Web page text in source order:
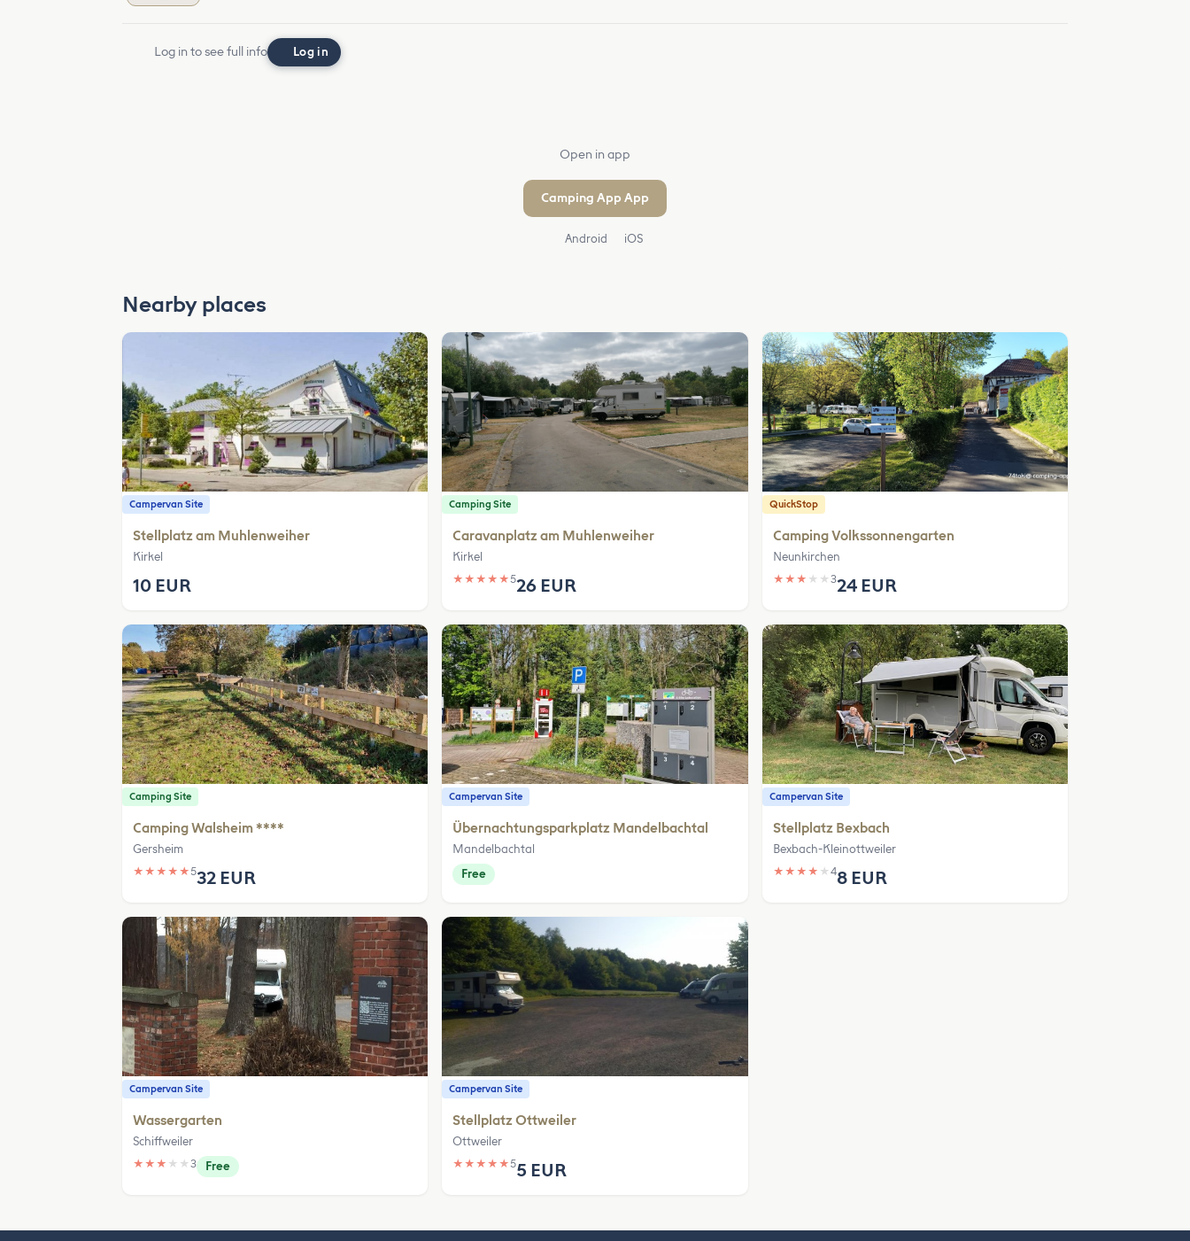
Log in to see full info Log in
Open in app
Camping App App
Android iOS
Nearby places
Campervan Site
Stellplatz am Muhlenweiher
Kirkel
10 EUR
Camping Site
Caravanplatz am Muhlenweiher
Kirkel
★ ★ ★ ★ ★526 EUR
QuickStop
Camping Volkssonnengarten
Neunkirchen
★ ★ ★ ★ ★ 324 EUR
Camping Site
Camping Walsheim ****
Gersheim
★ ★ ★ ★ ★532 EUR
Campervan Site
Übernachtungsparkplatz Mandelbachtal
Mandelbachtal
Free
Campervan Site
Stellplatz Bexbach
Bexbach-Kleinottweiler
★ ★ ★ ★ ★ 48 EUR
Campervan Site
Wassergarten
Schiffweiler
★ ★ ★ ★ ★ 3 Free
Campervan Site
Stellplatz Ottweiler
Ottweiler
★ ★ ★ ★ ★55 EUR